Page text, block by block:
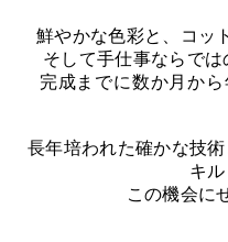
鮮やかな色彩と、コッ
そして手仕事ならでは
完成までに数か月か
長年培われた確かな技
キ
この機会に